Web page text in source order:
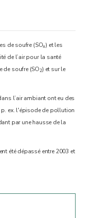
de soufre (SOx) et les
de l’air pour la santé
de soufre (SO2) et sur le
l’air ambiant ont eu des
ex. l'épisode de pollution
par une hausse de la
été dépassé entre 2003 et